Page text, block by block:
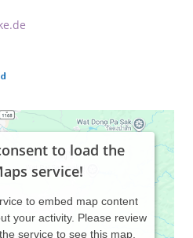
to load the
service!
to embed map content
your activity. Please review
service to see this map.